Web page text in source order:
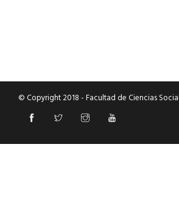
© Copyright 2018 - Facultad de Ciencias